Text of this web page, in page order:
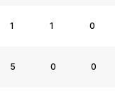
1 1 0
5 0 0